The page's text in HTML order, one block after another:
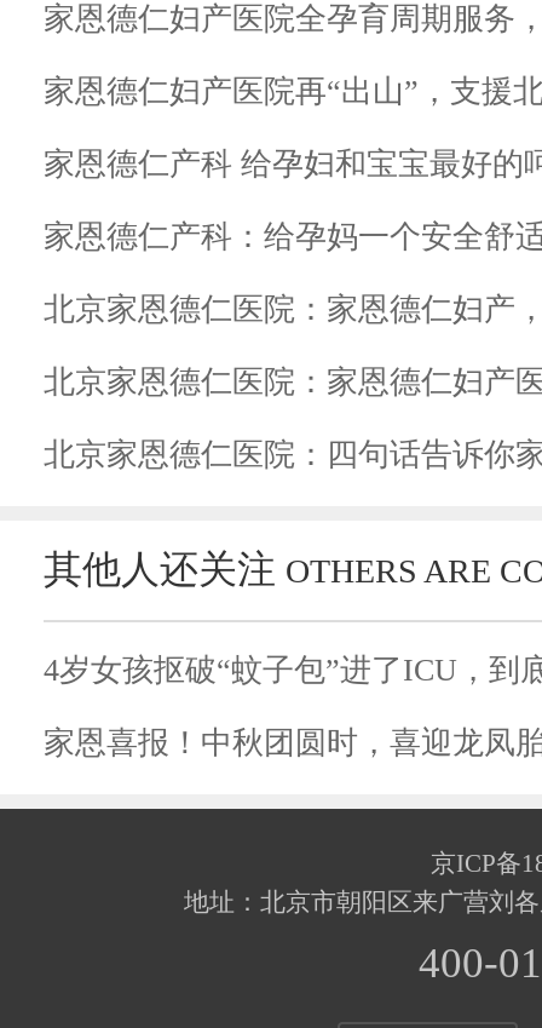
家恩德仁妇产医院全孕育周期服务
家恩德仁妇产医院再“出山”，支援
家恩德仁产科 给孕妇和宝宝最好的
家恩德仁产科：给孕妈一个安全舒
北京家恩德仁医院：家恩德仁妇产
北京家恩德仁医院：四句话告诉你
其他人还关注 OTHERS ARE
家恩喜报！中秋团圆时，喜迎龙凤
京ICP备
地址：北京市朝阳区来广营刘
400-